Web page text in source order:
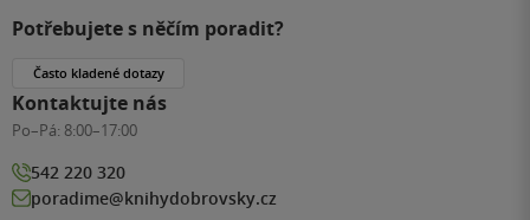
Potřebujete s něčím poradit?
Často kladené dotazy
Kontaktujte nás
Po–Pá: 8:00–17:00
542 220 320
poradime@knihydobrovsky.cz